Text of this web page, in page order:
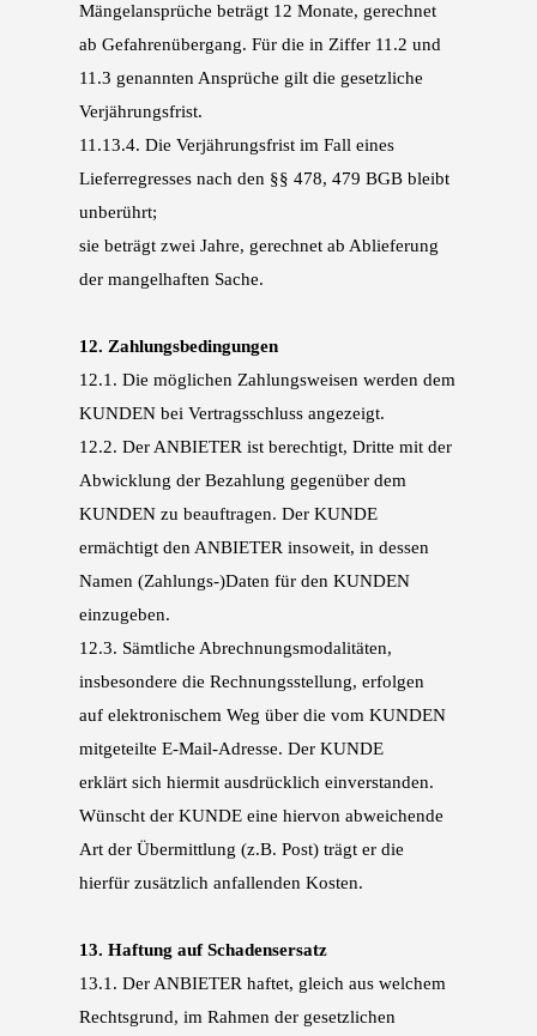
Mängelansprüche beträgt 12 Monate, gerechnet
ab Gefahrenübergang. Für die in Ziffer 11.2 und
11.3 genannten Ansprüche gilt die gesetzliche
Verjährungsfrist.
11.13.4. Die Verjährungsfrist im Fall eines
Lieferregresses nach den §§ 478, 479 BGB bleibt
unberührt;
sie beträgt zwei Jahre, gerechnet ab Ablieferung
der mangelhaften Sache.
12. Zahlungsbedingungen
12.1. Die möglichen Zahlungsweisen werden dem
KUNDEN bei Vertragsschluss angezeigt.
12.2. Der ANBIETER ist berechtigt, Dritte mit der
Abwicklung der Bezahlung gegenüber dem
KUNDEN zu beauftragen. Der KUNDE
ermächtigt den ANBIETER insoweit, in dessen
Namen (Zahlungs-)Daten für den KUNDEN
einzugeben.
12.3. Sämtliche Abrechnungsmodalitäten,
insbesondere die Rechnungsstellung, erfolgen
auf elektronischem Weg über die vom KUNDEN
mitgeteilte E-Mail-Adresse. Der KUNDE
erklärt sich hiermit ausdrücklich einverstanden.
Wünscht der KUNDE eine hiervon abweichende
Art der Übermittlung (z.B. Post) trägt er die
hierfür zusätzlich anfallenden Kosten.
13. Haftung auf Schadensersatz
13.1. Der ANBIETER haftet, gleich aus welchem
Rechtsgrund, im Rahmen der gesetzlichen